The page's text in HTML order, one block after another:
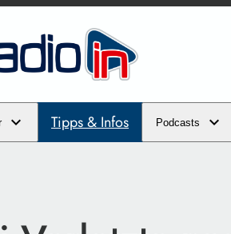
Tipps & Infos Podcasts